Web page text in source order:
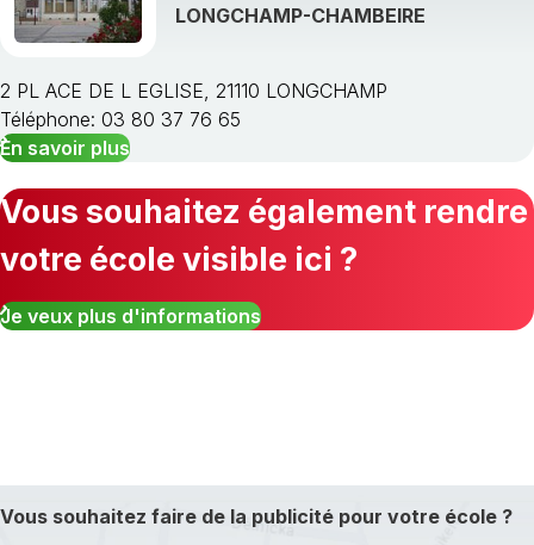
LONGCHAMP-CHAMBEIRE
2 PL ACE DE L EGLISE, 21110 LONGCHAMP
Téléphone: 03 80 37 76 65
En savoir plus
Vous souhaitez également rendre
votre école visible ici ?
Je veux plus d'informations
Vous souhaitez faire de la publicité pour votre école ?